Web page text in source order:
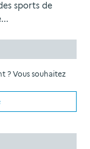
sports de
? Vous souhaitez